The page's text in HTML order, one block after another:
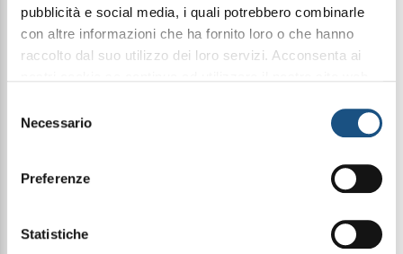
pubblicità e social media, i quali potrebbero combinarle
con altre informazioni che ha fornito loro o che hanno
raccolto dal suo utilizzo dei loro servizi. Acconsenta ai
delNecessario
Preferenze
Statistiche
e Trattati arricchito con Aloe Vera ed Olio di
Argan
Questo shampoo neutralizza i riflessi gialli
olio di argan, agisce delicatamente per ripristinare
la purezza dei toni biondi, bianchi e trattati,